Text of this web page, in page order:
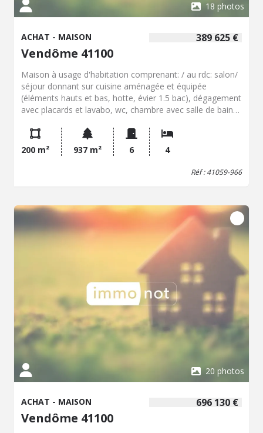
18 photos
389 625 €
ACHAT - MAISON
Vendôme 41100
Maison à usage d'habitation comprenant: / au rdc: salon/
séjour donnant sur cuisine aménagée et équipée
(éléments hauts et bas, hotte, évier 1.5 bac), dégagement
avec placards et lavabo, wc, chambre avec salle de bains
1er étage: mezzanine, trois chambres dont une avec
terrasse, une avec placards, salle d'eau (douche, meuble
vasque, wc). / au sous- sol: dégagement, chaufferie avec
évier 1 bac, cave, garage pour deux véhicules, chambre
200 m² 937 m² 6 4
Réf : 41059-966
20 photos
696 130 €
ACHAT - MAISON
Vendôme 41100